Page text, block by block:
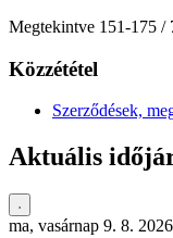
Megtekintve 151-175 /
Közzététel
Szerződések,
Aktuális
ma, vasárnap 9. 8. 2026